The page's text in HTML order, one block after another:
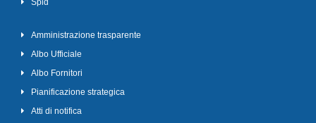
Spid
Amministrazione trasparente
Albo Ufficiale
Albo Fornitori
Pianificazione strategica
Atti di notifica